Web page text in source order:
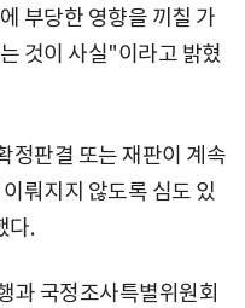
부당한 영향을 끼칠 가
것이 사실"이라고 밝혔
정판결 또는 재판이 계속
뤄지지 않도록 심도 있
다.
과 국정조사특별위원회